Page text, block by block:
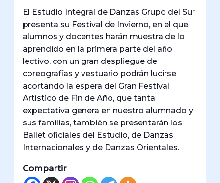
El Estudio Integral de Danzas Grupo del Sur
presenta su Festival de Invierno, en el que
alumnos y docentes harán muestra de lo
aprendido en la primera parte del año
lectivo, con un gran despliegue de
coreografías y vestuario podrán lucirse
acortando la espera del Gran Festival
Artístico de Fin de Año, que tanta
expectativa genera en nuestro alumnado y
sus familias, también se presentarán los
Ballet oficiales del Estudio, de Danzas
Internacionales y de Danzas Orientales.
Compartir